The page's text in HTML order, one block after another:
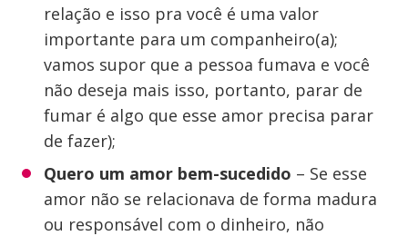
relação e isso pra você é uma valor
importante para um companheiro(a);
vamos supor que a pessoa fumava e você
não deseja mais isso, portanto, parar de
fumar é algo que esse amor precisa parar
de fazer);
Quero um amor bem-sucedido – Se esse
amor não se relacionava de forma madura
ou responsável com o dinheiro, não